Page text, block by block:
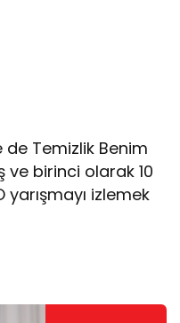
Temizlik Benim
ve birinci olarak 10
yarışmayı izlemek